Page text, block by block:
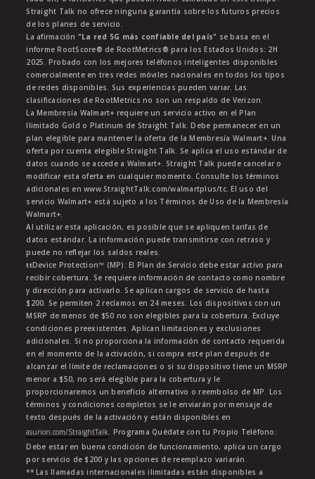
Straight Talk no ofrece ninguna garantía sobre los futuros precios
de los planes de servicio.
La afirmación "La red 5G más confiable del país" se basa en el
informe RootScore® de RootMetrics® para los Estados Unidos: 2H
2025. Probado con los mejores teléfonos inteligentes disponibles
comercialmente en tres redes móviles nacionales en todos los tipos
de redes disponibles. Sus experiencias pueden variar. Las
clasificaciones de RootMetrics no son un respaldo de Verizon.
La Membresía Walmart+ requiere un servicio activo en el Plan
Ilimitado Gold o Platinum de Straight Talk. Debe permanecer en un
plan elegible para mantener la oferta de la Membresía Walmart+. Una
oferta por cuenta elegible Straight Talk. Se aplica el uso estándar de
datos cuando se accede a Walmart+. Straight Talk puede cancelar o
modificar esta oferta en cualquier momento. Consulte los términos
adicionales en www.StraightTalk.com/walmartplus/tc. El uso del
servicio Walmart+ está sujeto a los Términos de Uso de la Membresía
Walmart+.
Al utilizar esta aplicación, es posible que se apliquen tarifas de
datos estándar. La información puede transmitirse con retraso y
puede no reflejar los saldos reales.
ŧŧDevice Protection™ (MP): El Plan de Servicio debe estar activo para
recibir cobertura. Se requiere información de contacto como nombre
y dirección para activarlo. Se aplican cargos de servicio de hasta
$200. Se permiten 2 reclamos en 24 meses. Los dispositivos con un
MSRP de menos de $50 no son elegibles para la cobertura. Excluye
condiciones preexistentes. Aplican limitaciones y exclusiones
adicionales. Si no proporciona la información de contacto requerida
en el momento de la activación, si compra este plan después de
alcanzar el límite de reclamaciones o si su dispositivo tiene un MSRP
menor a $50, no será elegible para la cobertura y le
proporcionaremos un beneficio alternativo o reembolso de MP. Los
términos y condiciones completos se le enviarán por mensaje de
texto después de la activación y están disponibles en
asurion.com/StraightTalk. Programa Quédate con tu Propio Teléfono:
Debe estar en buena condición de funcionamiento, aplica un cargo
por servicio de $200 y las opciones de reemplazo variarán.
** Las llamadas internacionales ilimitadas están disponibles a